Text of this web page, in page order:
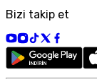
Bizi takip et